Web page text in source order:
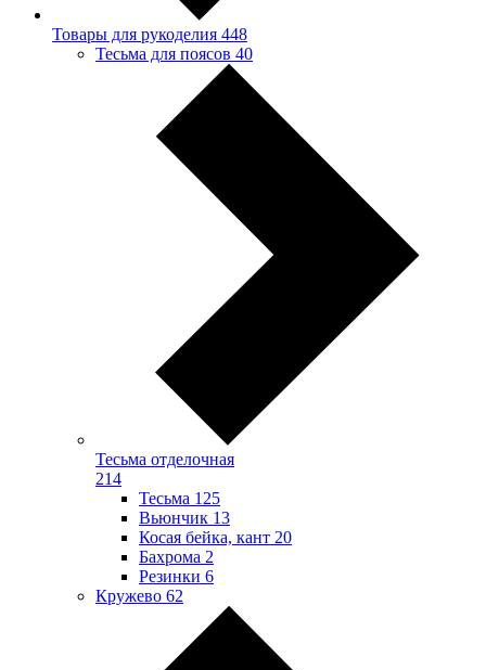
Товары для рукоделия 448
Тесьма для поясов 40
Тесьма отделочная
214
Тесьма 125
Вьюнчик 13
Косая бейка, кант 20
Бахрома 2
Резинки 6
Кружево 62